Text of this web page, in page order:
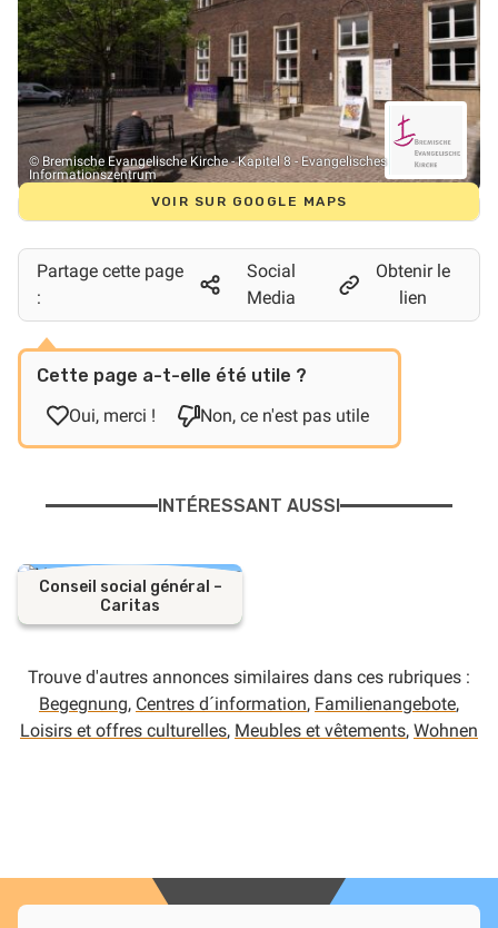
© Bremische Evangelische Kirche - Kapitel 8 - Evangelisches
Informationszentrum
VOIR SUR GOOGLE MAPS
Partage cette page
:
Social
Media
Obtenir le
lien
Cette page a-t-elle été utile ?
Oui, merci !
Non, ce n'est pas utile
INTÉRESSANT AUSSI
Conseil social général –
Caritas
Trouve d'autres annonces similaires dans ces rubriques :
Begegnung, Centres d´information, Familienangebote,
Loisirs et offres culturelles, Meubles et vêtements, Wohnen